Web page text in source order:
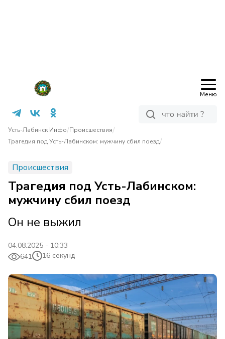
Меню
Усть-Лабинск Инфо/Происшествия/
Трагедия под Усть-Лабинском: мужчину сбил поезд/
Происшествия
Трагедия под Усть-Лабинском:
мужчину сбил поезд
Он не выжил
04.08.2025 - 10:33
641
16 секунд